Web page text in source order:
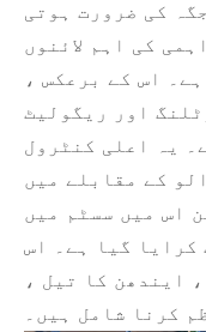
کی ضرورت ہوتی
کی اہم لائنوں
اس کے برعکس ،
اور ریگولیٹ
یہ اعلی کنٹرول
کے مقابلے میں
اس میں سسٹم میں
کرایا گیا ہے۔ اس
ایندھن کا تیل ،
کرنا شامل ہیں۔